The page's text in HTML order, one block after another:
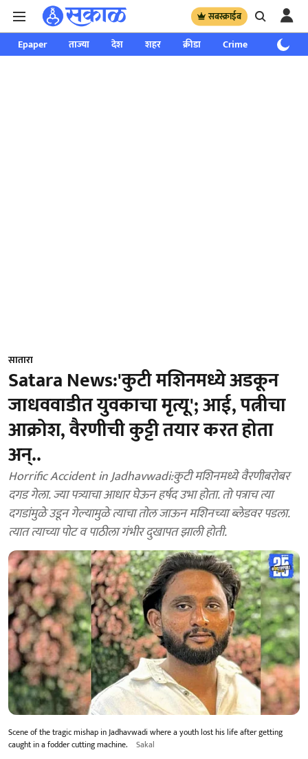
सबस्क्राईब
Epaper ताज्या देश शहर क्रीडा Crime साप्ताहिक
सातारा
Satara News:'कुटी मशिनमध्ये अडकून
जाधववाडीत युवकाचा मृत्यू'; आई, पत्नीचा
आक्रोश, वैरणीची कुट्टी तयार करत होता
अन्..
Horrific Accident in Jadhavwadi:कुटी मशिनमध्ये वैरणीबरोबर
दगड गेला. ज्या पत्र्याचा आधार घेऊन हर्षद उभा होता. तो पत्राच त्या
दगडांमुळे उडून गेल्यामुळे त्याचा तोल जाऊन मशिनच्या ब्लेडवर पडला.
त्यात त्याच्या पोट व पाठीला गंभीर दुखापत झाली होती.
Scene of the tragic mishap in Jadhavwadi where a youth lost his life after getting
caught in a fodder cutting machine.
Sakal